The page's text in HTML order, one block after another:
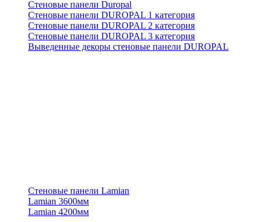
Стеновые панели Duropal
Стеновые панели DUROPAL 1 категория
Стеновые панели DUROPAL 2 категория
Стеновые панели DUROPAL 3 категория
Выведенные декоры стеновые панели DUROPAL
Стеновые панели Lamian
Lamian 3600мм
Lamian 4200мм